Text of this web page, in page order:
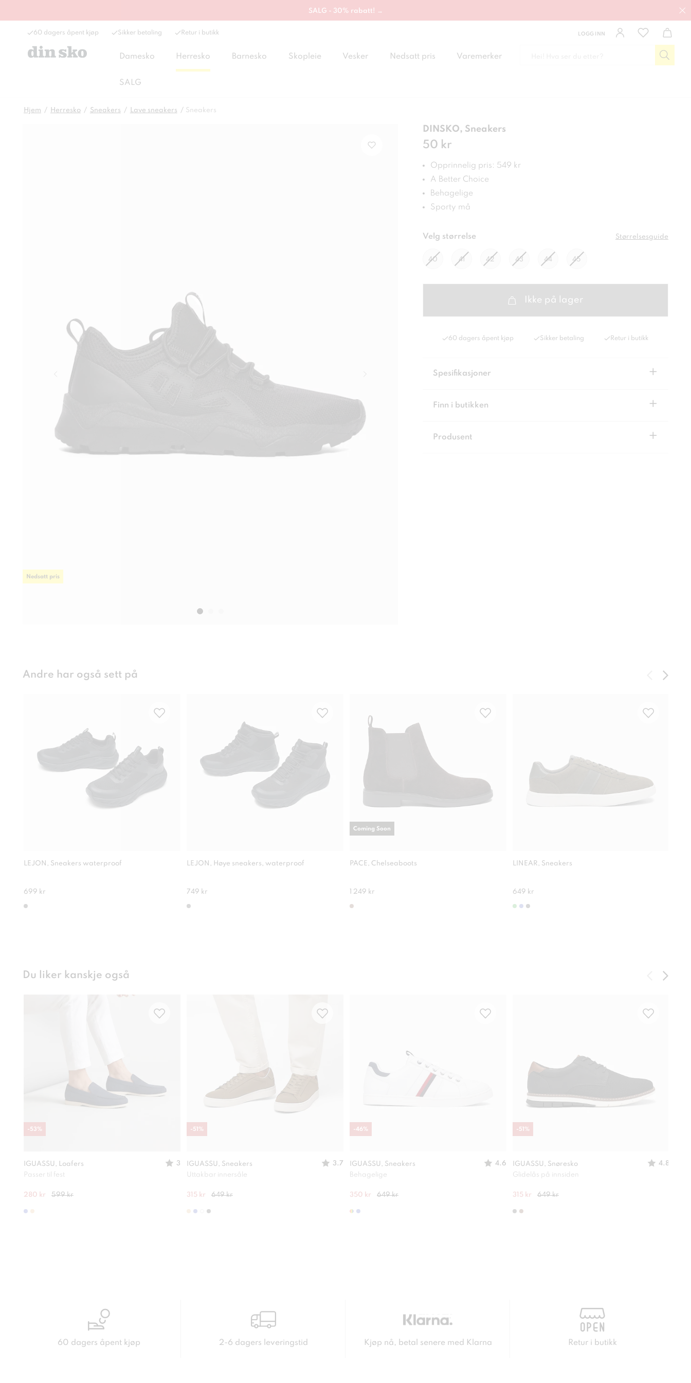
SALG - 30% rabatt! →
60 dagers åpent kjøp Sikker betaling Retur i butikk LOGG INN
Damesko Herresko Barnesko Skopleie Vesker Nedsatt pris Varemerker
SALG
Hjem Herresko Sneakers Lave sneakers Sneakers
Nedsatt pris
DINSKO, Sneakers
Pris :50 kr
50 kr
Opprinnelig pris: 549 kr
A Better Choice
Behagelige
Sporty må
Velg størrelse Størrelsesguide
40 41 42 43 44 45
Ikke på lager
60 dagers åpent kjøp Sikker betaling Retur i butikk
Spesifikasjoner +
Finn i butikken +
Produsent +
Andre har også sett på
LEJON, Sneakers waterproof
699 kr
LEJON, Høye sneakers, waterproof
749 kr
PACE, Chelseaboots
1 249 kr
Coming Soon
LINEAR, Sneakers
649 kr
Du liker kanskje også
IGUASSU, Loafers
3
Passer til fest
280 kr 599 kr
-53%
IGUASSU, Sneakers
3.7
Uttakbar innersåle
315 kr 649 kr
-51 %
IGUASSU, Sneakers
4.6
Behagelige
350 kr 649 kr
-46%
IGUASSU, Snøresko
4.8
Glidelås på innsiden
315 kr 649 kr
-51 %
60 dagers åpent kjøp 2-6 dagers leveringstid Kjøp nå, betal senere med Klarna Retur i butikk